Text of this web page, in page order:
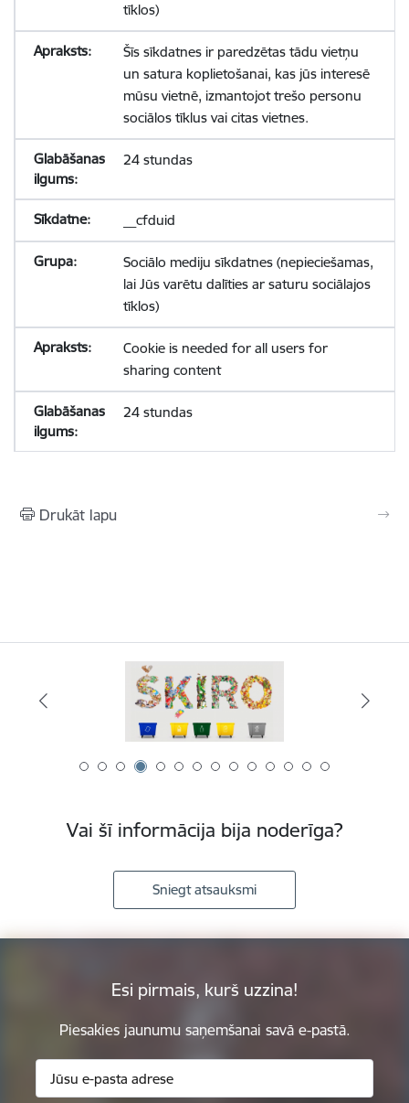
tīklos)
Šīs sīkdatnes ir paredzētas tādu vietņu
un satura koplietošanai, kas jūs interesē
mūsu vietnē, izmantojot trešo personu
sociālos tīklus vai citas vietnes.
24 stundas
__cfduid
Sociālo mediju sīkdatnes (nepieciešamas,
lai Jūs varētu dalīties ar saturu sociālajos
tīklos)
Cookie is needed for all users for
sharing content
24 stundas
Drukāt lapu
Vai šī informācija bija noderīga?
Sniegt atsauksmi
Esi pirmais, kurš uzzina!
Piesakies jaunumu saņemšanai savā e-pastā.